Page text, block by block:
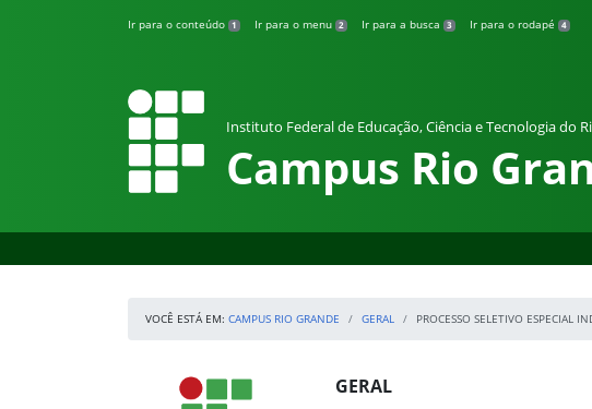
Ir para o conteúdo 1 Ir para o menu 2 Ir para a busca 3 Ir para o rodapé 4
Instituto Federal de Educação, Ciência e Tecnologia do
Campus Rio
VOCÊ ESTÁ EM: CAMPUS RIO GRANDE GERAL PROCESSO SELETIVO ESPECIAL
Início da navegação Início do conteúdo
GERAL